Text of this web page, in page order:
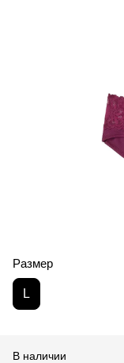
Размер
L
В наличии